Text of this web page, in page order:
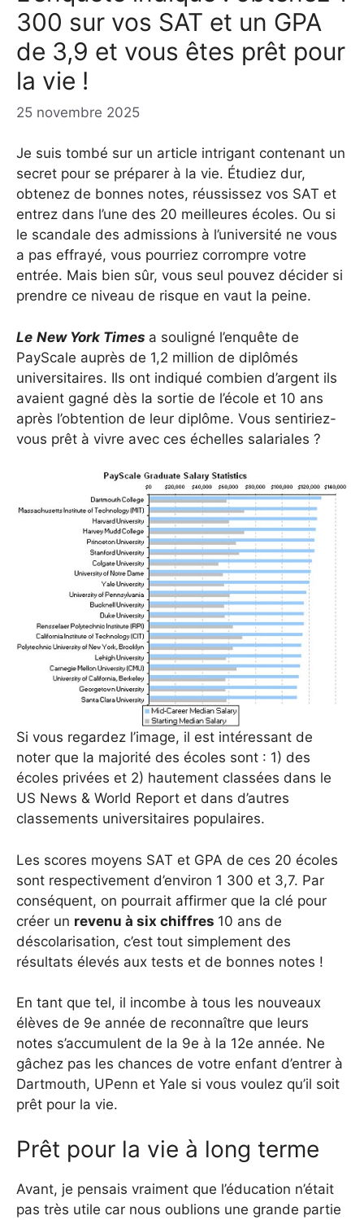
300 sur vos SAT et un GPA
de 3,9 et vous êtes prêt pour
la vie !
25 novembre 2025
Je suis tombé sur un article intrigant contenant un
secret pour se préparer à la vie. Étudiez dur,
obtenez de bonnes notes, réussissez vos SAT et
entrez dans l’une des 20 meilleures écoles. Ou si
le scandale des admissions à l’université ne vous
a pas effrayé, vous pourriez corrompre votre
entrée. Mais bien sûr, vous seul pouvez décider si
prendre ce niveau de risque en vaut la peine.
Le New York Times a souligné l’enquête de
PayScale auprès de 1,2 million de diplômés
universitaires. Ils ont indiqué combien d’argent ils
avaient gagné dès la sortie de l’école et 10 ans
après l’obtention de leur diplôme. Vous sentiriez-
vous prêt à vivre avec ces échelles salariales ?
Si vous regardez l’image, il est intéressant de
noter que la majorité des écoles sont : 1) des
écoles privées et 2) hautement classées dans le
US News & World Report et dans d’autres
classements universitaires populaires.
Les scores moyens SAT et GPA de ces 20 écoles
sont respectivement d’environ 1 300 et 3,7. Par
conséquent, on pourrait affirmer que la clé pour
créer un revenu à six chiffres 10 ans de
déscolarisation, c’est tout simplement des
résultats élevés aux tests et de bonnes notes !
En tant que tel, il incombe à tous les nouveaux
élèves de 9e année de reconnaître que leurs
notes s’accumulent de la 9e à la 12e année. Ne
gâchez pas les chances de votre enfant d’entrer à
Dartmouth, UPenn et Yale si vous voulez qu’il soit
prêt pour la vie.
Prêt pour la vie à long terme
Avant, je pensais vraiment que l’éducation n’était
pas très utile car nous oublions une grande partie